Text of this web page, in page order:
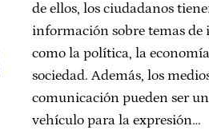
de ellos, los ciudadanos
información sobre temas de
como la política, la
sociedad. Además, los
comunicación pueden ser
vehículo para la expresión…